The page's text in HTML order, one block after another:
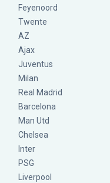
Feyenoord
Twente
AZ
Ajax
Juventus
Milan
Real Madrid
Barcelona
Man Utd
Chelsea
Inter
PSG
Liverpool